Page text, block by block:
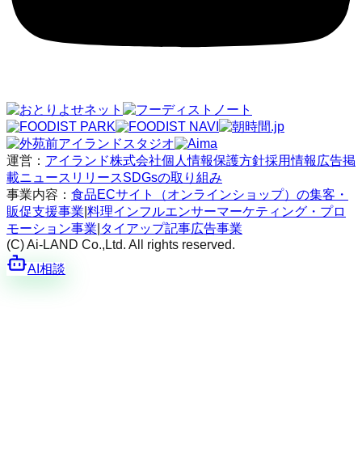
運営： アイランド株式会社個人情報保護方針採用情報 広告掲
載ニュースリリースSDGsの取り組み
事業内容： 食品ECサイト（オンラインショップ）の集客・
販促支援事業 料理インフルエンサーマーケティング・プロ
モーション事業 タイアップ記事広告事業
(C) Ai-LAND Co.,Ltd. All rights reserved.
AI相談